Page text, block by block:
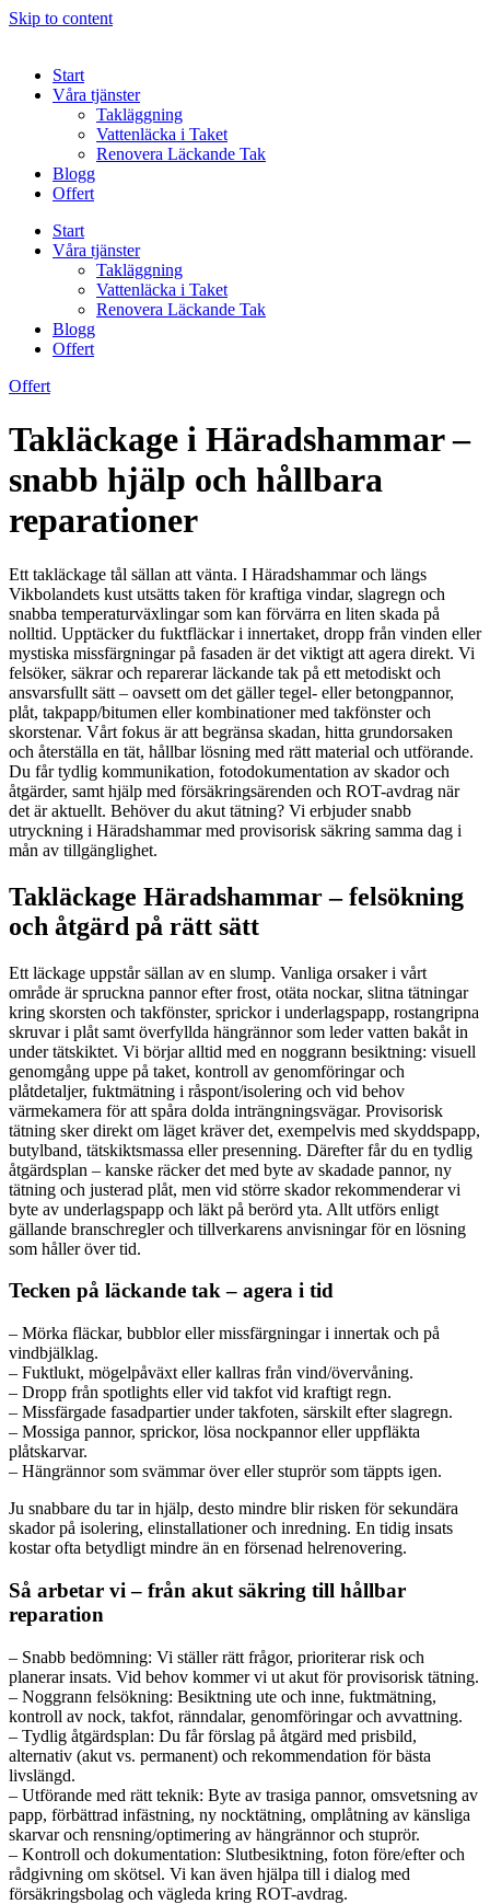
Skip to content
Start
Våra tjänster
Takläggning
Vattenläcka i Taket
Renovera Läckande Tak
Blogg
Offert
Start
Våra tjänster
Takläggning
Vattenläcka i Taket
Renovera Läckande Tak
Blogg
Offert
Offert
Takläckage i Häradshammar –
snabb hjälp och hållbara
reparationer
Ett takläckage tål sällan att vänta. I Häradshammar och längs
Vikbolandets kust utsätts taken för kraftiga vindar, slagregn och
snabba temperaturväxlingar som kan förvärra en liten skada på
nolltid. Upptäcker du fuktfläckar i innertaket, dropp från vinden eller
mystiska missfärgningar på fasaden är det viktigt att agera direkt. Vi
felsöker, säkrar och reparerar läckande tak på ett metodiskt och
ansvarsfullt sätt – oavsett om det gäller tegel- eller betongpannor,
plåt, takpapp/bitumen eller kombinationer med takfönster och
skorstenar. Vårt fokus är att begränsa skadan, hitta grundorsaken
och återställa en tät, hållbar lösning med rätt material och utförande.
Du får tydlig kommunikation, fotodokumentation av skador och
åtgärder, samt hjälp med försäkringsärenden och ROT-avdrag när
det är aktuellt. Behöver du akut tätning? Vi erbjuder snabb
utryckning i Häradshammar med provisorisk säkring samma dag i
mån av tillgänglighet.
Takläckage Häradshammar – felsökning
och åtgärd på rätt sätt
Ett läckage uppstår sällan av en slump. Vanliga orsaker i vårt
område är spruckna pannor efter frost, otäta nockar, slitna tätningar
kring skorsten och takfönster, sprickor i underlagspapp, rostangripna
skruvar i plåt samt överfyllda hängrännor som leder vatten bakåt in
under tätskiktet. Vi börjar alltid med en noggrann besiktning: visuell
genomgång uppe på taket, kontroll av genomföringar och
plåtdetaljer, fuktmätning i råspont/isolering och vid behov
värmekamera för att spåra dolda inträngningsvägar. Provisorisk
tätning sker direkt om läget kräver det, exempelvis med skyddspapp,
butylband, tätskiktsmassa eller presenning. Därefter får du en tydlig
åtgärdsplan – kanske räcker det med byte av skadade pannor, ny
tätning och justerad plåt, men vid större skador rekommenderar vi
byte av underlagspapp och läkt på berörd yta. Allt utförs enligt
gällande branschregler och tillverkarens anvisningar för en lösning
som håller över tid.
Tecken på läckande tak – agera i tid
– Mörka fläckar, bubblor eller missfärgningar i innertak och på
vindbjälklag.
– Fuktlukt, mögelpåväxt eller kallras från vind/övervåning.
– Dropp från spotlights eller vid takfot vid kraftigt regn.
– Missfärgade fasadpartier under takfoten, särskilt efter slagregn.
– Mossiga pannor, sprickor, lösa nockpannor eller uppfläkta
plåtskarvar.
– Hängrännor som svämmar över eller stuprör som täppts igen.
Ju snabbare du tar in hjälp, desto mindre blir risken för sekundära
skador på isolering, elinstallationer och inredning. En tidig insats
kostar ofta betydligt mindre än en försenad helrenovering.
Så arbetar vi – från akut säkring till hållbar
reparation
– Snabb bedömning: Vi ställer rätt frågor, prioriterar risk och
planerar insats. Vid behov kommer vi ut akut för provisorisk tätning.
– Noggrann felsökning: Besiktning ute och inne, fuktmätning,
kontroll av nock, takfot, ränndalar, genomföringar och avvattning.
– Tydlig åtgärdsplan: Du får förslag på åtgärd med prisbild,
alternativ (akut vs. permanent) och rekommendation för bästa
livslängd.
– Utförande med rätt teknik: Byte av trasiga pannor, omsvetsning av
papp, förbättrad infästning, ny nocktätning, omplåtning av känsliga
skarvar och rensning/optimering av hängrännor och stuprör.
– Kontroll och dokumentation: Slutbesiktning, foton före/efter och
rådgivning om skötsel. Vi kan även hjälpa till i dialog med
försäkringsbolag och vägleda kring ROT-avdrag.